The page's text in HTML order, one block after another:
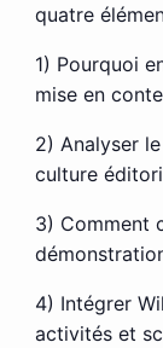
quatre
1) Pourquoi
mise en
2) Analyser
culture
3) Comment
4) Intégrer
activités et